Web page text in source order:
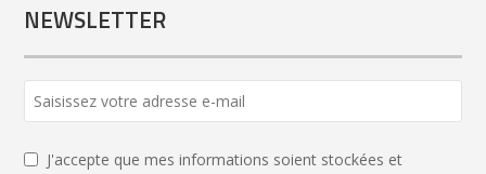
NEWSLETTER
J'accepte que mes informations soient stockées et